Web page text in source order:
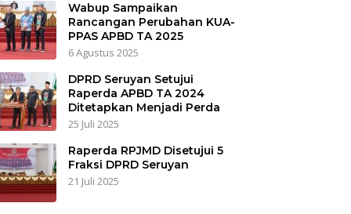
Wabup Sampaikan
Rancangan Perubahan KUA-
PPAS APBD TA 2025
6 Agustus 2025
DPRD Seruyan Setujui
Raperda APBD TA 2024
Ditetapkan Menjadi Perda
25 Juli 2025
Raperda RPJMD Disetujui 5
Fraksi DPRD Seruyan
21 Juli 2025